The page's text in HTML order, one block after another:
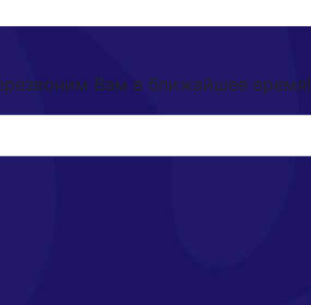
Вам в ближайшее время!